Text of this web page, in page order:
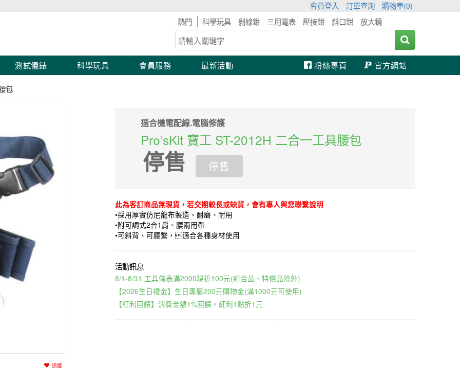
會員登入 訂單查詢 購物車(0)
科學玩具
剝線鉗 三用電表 壓接鉗 斜口鉗 放大鏡
測試儀錶 科學玩具 會員服務 最新活動 官方網站
粉絲專頁
包
追蹤
適合機電配線.電腦修護
Pro’sKit 寶工 ST-2012H 二合一工具腰包
停售 停售
此為客訂商品無現貨，若交期較長或缺貨，會有專人與您聯繫說明
•採用厚實仿尼龍布製造、耐磨、耐用​
​•附可調式2合1肩、腰兩用帶
​•可斜背、可腰繫，適合各種身材使用
8/1-8/31 工具儀表滿2000現折100元(組合品、特價品除外)
【2026生日禮金】生日專屬200元購物金(滿1000元可使用)
【紅利回饋】消費金額1%回饋，紅利1點折1元